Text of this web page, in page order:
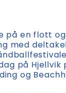
på en flott
med
på Hjellvik
og